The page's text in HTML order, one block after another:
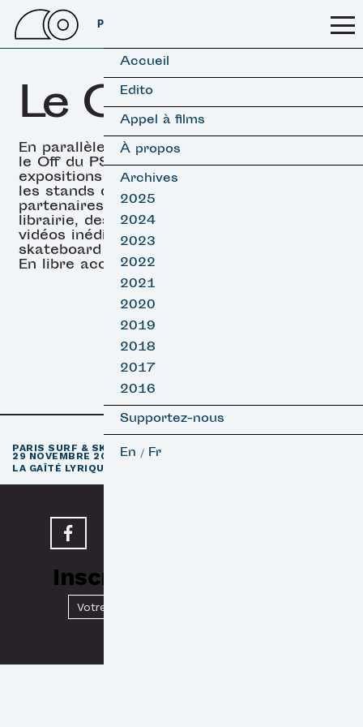
PSSFF 2026
Accueil
Edito
Appel à films
À propos
Archives
2025
2024
2023
2022
2021
2020
2019
2018
2017
2016
Supportez-nous
En / Fr
Le OFF
En parallèle des projections,
le Off du PSSFF propose des
expositions (surf & skate),
les stands de nos
partenaires, un espace
librairie, des projections de
vidéos inédites de surf et
skateboard et des DJ sets.
En libre accès.
PARIS SURF & SKATEBOARD FILM FESTIVAL
29 NOVEMBRE 2026
LA GAÎTÉ LYRIQUE · PARIS 3
Inscrivez-vous à notre